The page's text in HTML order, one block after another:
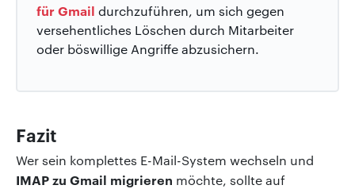
für Gmail durchzuführen, um sich gegen
versehentliches Löschen durch Mitarbeiter
oder böswillige Angriffe abzusichern.
Fazit
Wer sein komplettes E-Mail-System wechseln und
IMAP zu Gmail migrieren möchte, sollte auf